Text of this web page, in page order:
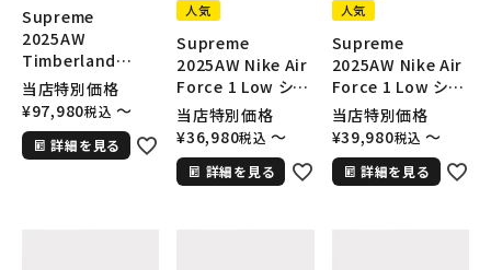
Supreme
2025AW
Timberland
Patchwork 6
Inch Premium
Boot ティンバーラ
ンド パッチワーク 6
当店特別価格
¥97,980税込 〜
詳細を見る
人気
Supreme
2025AW Nike Air
Force 1 Low シュ
プリーム ナイキエア
フォース１スニーカ
ー シューズ ブラッ
ク
当店特別価格
¥36,980税込 〜
詳細を見る
人気
Supreme
2025AW Nike Air
Force 1 Low シュ
プリーム ナイキエア
フォース１スニーカ
ー シューズ ホワイ
当店特別価格
¥39,980税込 〜
詳細を見る